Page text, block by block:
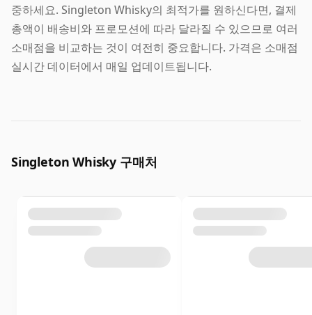
중하세요. Singleton Whisky의 최적가를 원하신다면, 결제
총액이 배송비와 프로모션에 따라 달라질 수 있으므로 여러
소매점을 비교하는 것이 여전히 중요합니다. 가격은 소매점
실시간 데이터에서 매일 업데이트됩니다.
Singleton Whisky 구매처